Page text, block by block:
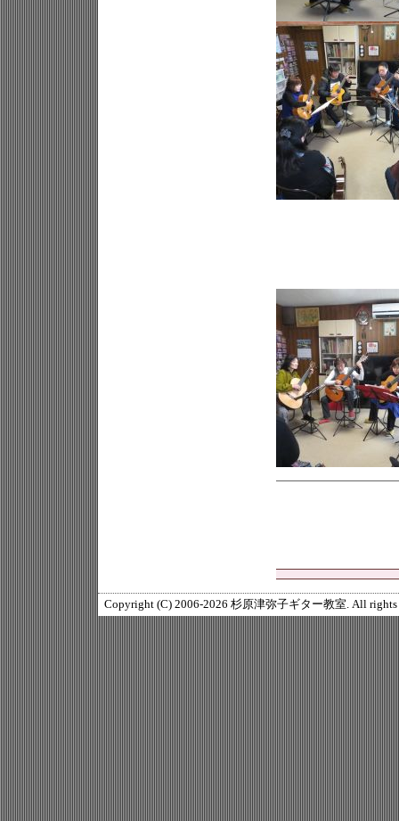
Copyright (C) 2006-2026 杉原津弥子ギター教室. All rights